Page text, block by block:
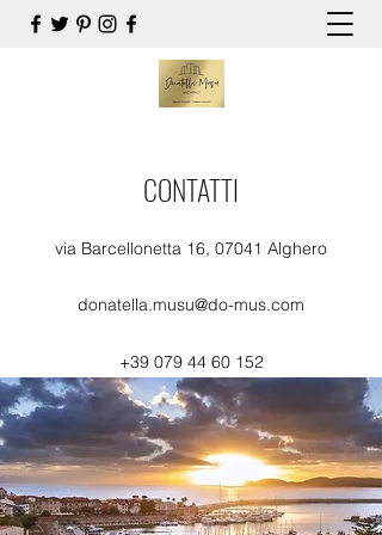
CONTATTI
via Barcellonetta 16, 07041 Alghero
donatella.musu@do-mus.com
+39 079 44 60 152